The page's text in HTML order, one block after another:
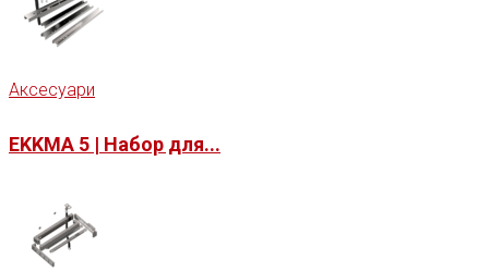
Аксесуари
EKKMA 5 | Набор для...